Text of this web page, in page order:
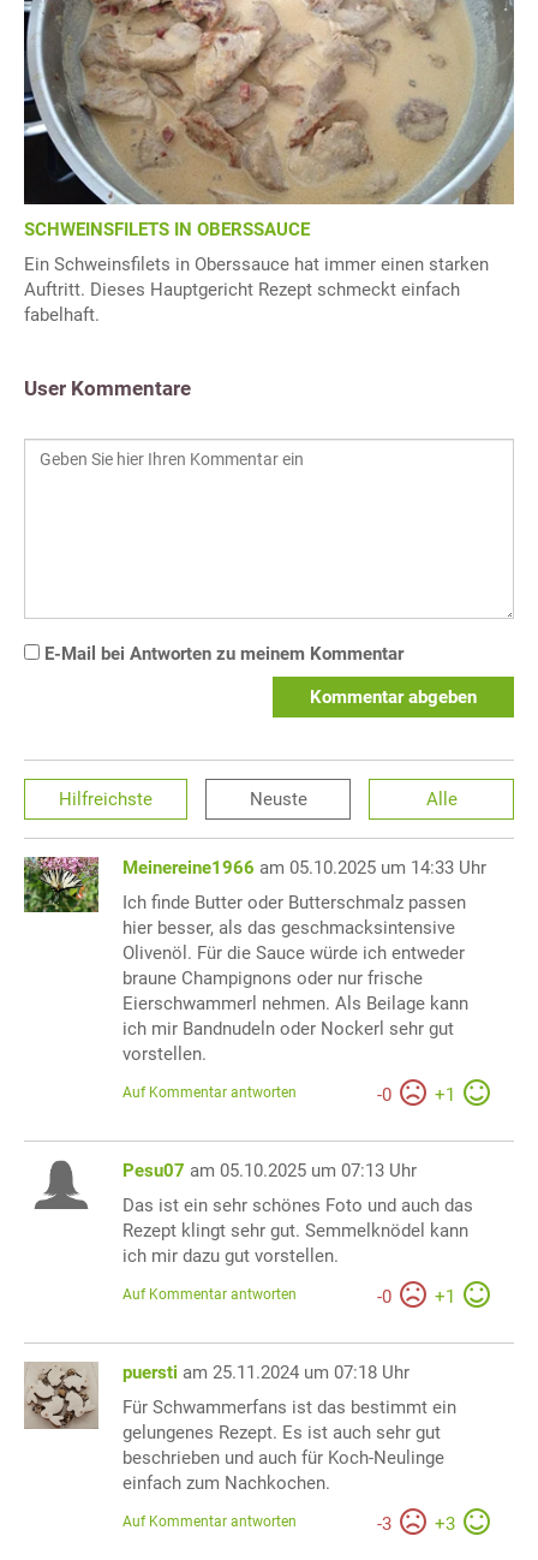
SCHWEINSFILETS IN OBERSSAUCE
Ein Schweinsfilets in Oberssauce hat immer einen starken
Auftritt. Dieses Hauptgericht Rezept schmeckt einfach
fabelhaft.
User Kommentare
E-Mail bei Antworten zu meinem Kommentar
Kommentar abgeben
Hilfreichste Neuste Alle
Meinereine1966 am 05.10.2025 um 14:33 Uhr
Ich finde Butter oder Butterschmalz passen
hier besser, als das geschmacksintensive
Olivenöl. Für die Sauce würde ich entweder
braune Champignons oder nur frische
Eierschwammerl nehmen. Als Beilage kann
ich mir Bandnudeln oder Nockerl sehr gut
vorstellen.
-0 +1
Auf Kommentar antworten
Pesu07 am 05.10.2025 um 07:13 Uhr
Das ist ein sehr schönes Foto und auch das
Rezept klingt sehr gut. Semmelknödel kann
ich mir dazu gut vorstellen.
-0 +1
Auf Kommentar antworten
puersti am 25.11.2024 um 07:18 Uhr
Für Schwammerfans ist das bestimmt ein
gelungenes Rezept. Es ist auch sehr gut
beschrieben und auch für Koch-Neulinge
einfach zum Nachkochen.
-3 +3
Auf Kommentar antworten